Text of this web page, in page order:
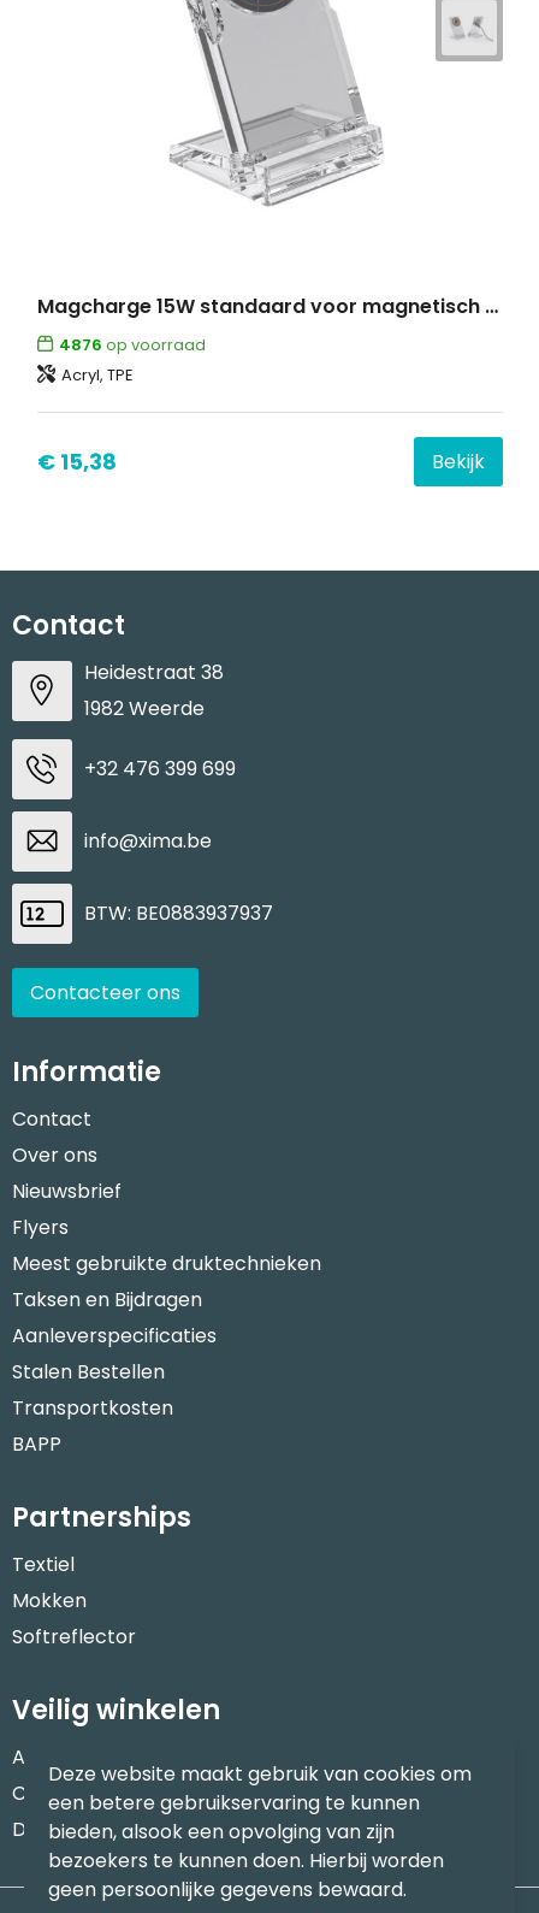
Magcharge 15W standaard voor magnetisch draadloos opladen
4876 op voorraad
Acryl, TPE
€ 15,38 Bekijk
Contact
Heidestraat 38
1982 Weerde
+32 476 399 699
info@xima.be
BTW: BE0883937937
Contacteer ons
Informatie
Contact
Over ons
Nieuwsbrief
Flyers
Meest gebruikte druktechnieken
Taksen en Bijdragen
Aanleverspecificaties
Stalen Bestellen
Transportkosten
BAPP
Partnerships
Textiel
Mokken
Softreflector
Veilig winkelen
Algemene voorwaarden
Cookieverklaring
Disclaimer
Deze website maakt gebruik van cookies om
een betere gebruikservaring te kunnen
bieden, alsook een opvolging van zijn
bezoekers te kunnen doen. Hierbij worden
geen persoonlijke gegevens bewaard.